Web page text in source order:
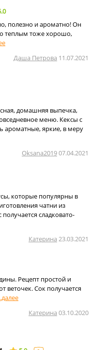
полезно и ароматно! Он
теплым тоже хорошо,
Даша Петрова 11.07.2021
домашняя выпечка,
меню. Кексы с
ароматные, яркие, в меру
Oksana201907.04.2021
которые популярны в
чатни из
сладковато-
Катерина 23.03.2021
Рецепт простой и
веточек. Сок получается
Катерина 03.10.2020